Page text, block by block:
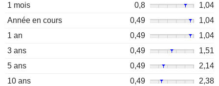
1 mois
0,8
1,04
Année en cours
0,49
1,04
1 an
0,49
1,04
3 ans
0,49
1,51
5 ans
0,49
2,14
10 ans
0,49 2,38